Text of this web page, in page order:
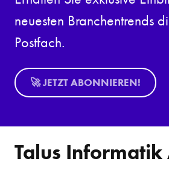
neuesten Branchentrends
Postfach.
🚀 JETZT ABONNIEREN!
Talus Informatik